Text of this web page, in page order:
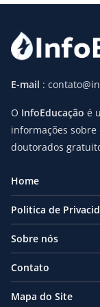
E-mail :
O InfoEducação é
informações sobre
doutorados
Home
Politica de
Sobre nós
Contato
Mapa do Site